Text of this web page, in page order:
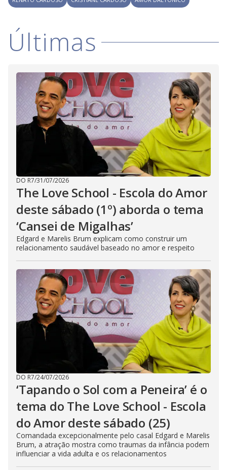
d
e
o
Últimas
DO R7/31/07/2026
The Love School - Escola do Amor
deste sábado (1º) aborda o tema
‘Cansei de Migalhas’
Edgard e Marelis Brum explicam como construir um
relacionamento saudável baseado no amor e respeito
DO R7/24/07/2026
‘Tapando o Sol com a Peneira’ é o
tema do The Love School - Escola
do Amor deste sábado (25)
Comandada excepcionalmente pelo casal Edgard e Marelis
Brum, a atração mostra como traumas da infância podem
influenciar a vida adulta e os relacionamentos